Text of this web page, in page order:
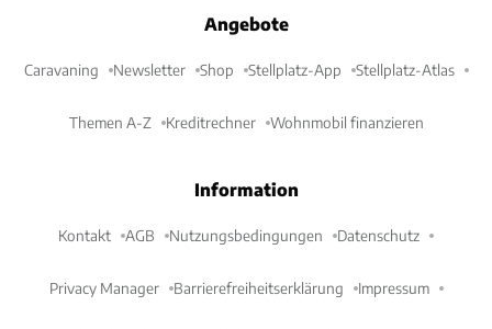
Angebote
Caravaning Newsletter Shop Stellplatz-App Stellplatz-Atlas
Themen A-Z Kreditrechner Wohnmobil finanzieren
Information
Kontakt AGB Nutzungsbedingungen Datenschutz
Privacy Manager Barrierefreiheitserklärung Impressum